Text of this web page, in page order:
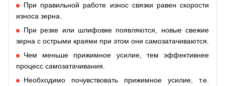
При правильной работе износ связки равен скорости
износа зерна.
При резке или шлифовке появляются, новые свежие
зерна с острыми краями при этом они самозатачиваются.
Чем меньше прижимное усилие, тем эффективнее
процесс самозатачивания.
Необходимо почувствовать прижимное усилие, т.е.